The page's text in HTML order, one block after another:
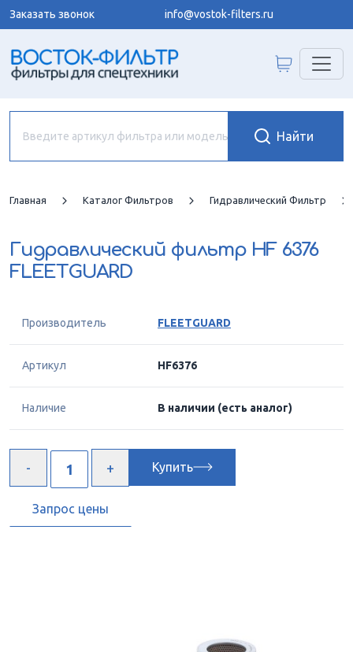
Заказать звонок info@vostok-filters.ru
Главная Каталог Фильтров Гидравлический Фильтр
Гидравлический фильтр HF 6376
FLEETGUARD
Производитель FLEETGUARD
Артикул HF6376
Наличие В наличии (есть аналог)
Купить
Запрос цены